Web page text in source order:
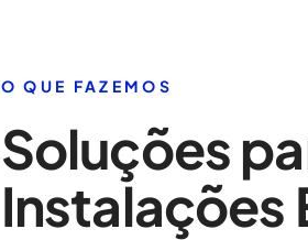
O QUE FAZEMOS
Soluções
Instalações